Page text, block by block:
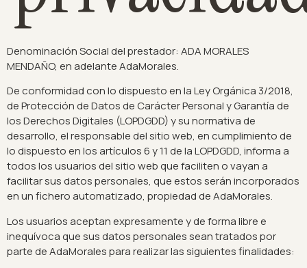
Denominación Social del prestador: ADA MORALES
MENDAÑO, en adelante AdaMorales.
De conformidad con lo dispuesto en la Ley Orgánica 3/2018,
de Protección de Datos de Carácter Personal y Garantía de
los Derechos Digitales (LOPDGDD) y su normativa de
desarrollo, el responsable del sitio web, en cumplimiento de
lo dispuesto en los artículos 6 y 11 de la LOPDGDD, informa a
todos los usuarios del sitio web que faciliten o vayan a
facilitar sus datos personales, que estos serán incorporados
en un fichero automatizado, propiedad de AdaMorales.
Los usuarios aceptan expresamente y de forma libre e
inequívoca que sus datos personales sean tratados por
parte de AdaMorales para realizar las siguientes finalidades: